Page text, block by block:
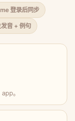
登录后同步
音 + 例句
。